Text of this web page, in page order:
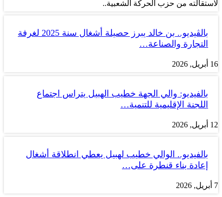
لاستقالته من حزب الحركة الشعبية..
بالڤيديو.. بن خالد يبرز حصيلة أشغال سنة 2025 لغرفة
التجارة والصناعة…
16 أبريل, 2026
بالفيديو: والي الجهة خطيب الهبيل يتراس اجتماع
اللجنة الإقليمية للتنمية…
12 أبريل, 2026
بالفيديو.. الوالي خطيب لهبيل يعطي انطلاقة أشغال
إعادة بناء قنطرة على…
7 أبريل, 2026